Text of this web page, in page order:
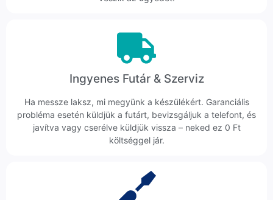
Ingyenes Futár & Szerviz
Ha messze laksz, mi megyünk a készülékért. Garanciális
probléma esetén küldjük a futárt, bevizsgáljuk a telefont, és
javítva vagy cserélve küldjük vissza – neked ez 0 Ft
költséggel jár.